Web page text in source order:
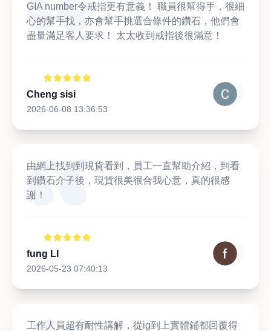
GIA number令戒指更有意義！ 職員很幫得手，很細
心的幫手找，亦會幫手挑選合條件的鑽石，他們會
盡量滿足客人要求！ 太太收到戒指後很滿意！
Cheng sisi
2026-06-08 13:36:53
由網上找到到現貨看到，員工一直幫助介紹，到看
到鑽石介子後，現貨很美很合我心意，真的很感
謝！
fung LI
2026-05-23 07:40:13
工作人員超有耐性講解，從ig到上實體鋪都回覆得